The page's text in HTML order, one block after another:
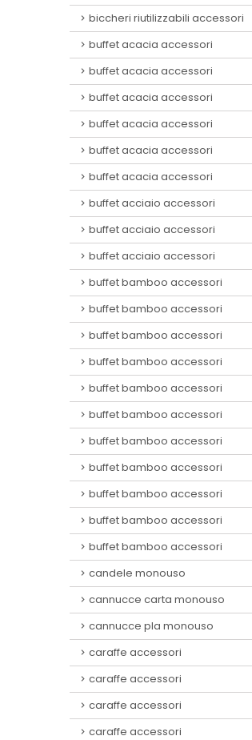
biccheri riutilizzabili accessori
buffet acacia accessori
buffet acacia accessori
buffet acacia accessori
buffet acacia accessori
buffet acacia accessori
buffet acacia accessori
buffet acciaio accessori
buffet acciaio accessori
buffet acciaio accessori
buffet bamboo accessori
buffet bamboo accessori
buffet bamboo accessori
buffet bamboo accessori
buffet bamboo accessori
buffet bamboo accessori
buffet bamboo accessori
buffet bamboo accessori
buffet bamboo accessori
buffet bamboo accessori
buffet bamboo accessori
candele monouso
cannucce carta monouso
cannucce pla monouso
caraffe accessori
caraffe accessori
caraffe accessori
caraffe accessori